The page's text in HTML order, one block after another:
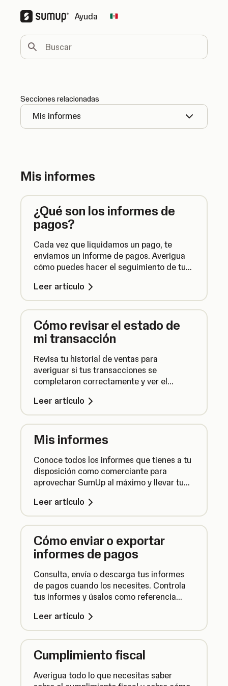
Ayuda Change country
Buscar
Secciones relacionadas
Mis informes
Mis informes
¿Qué son los informes de
pagos?
Cada vez que liquidamos un pago, te
enviamos un informe de pagos. Averigua
cómo puedes hacer el seguimiento de tus
enviar informes de pagos.
Leer artículo
Cómo revisar el estado de
mi transacción
Revisa tu historial de ventas para
averiguar si tus transacciones se
completaron correctamente y ver el
recibido.
Leer artículo
Mis informes
Conoce todos los informes que tienes a tu
disposición como comerciante para
aprovechar SumUp al máximo y llevar tu
Leer artículo
Cómo enviar o exportar
informes de pagos
Consulta, envía o descarga tus informes
de pagos cuando los necesites. Controla
tus informes y úsalos como referencia
Leer artículo
Cumplimiento fiscal
Averigua todo lo que necesitas saber